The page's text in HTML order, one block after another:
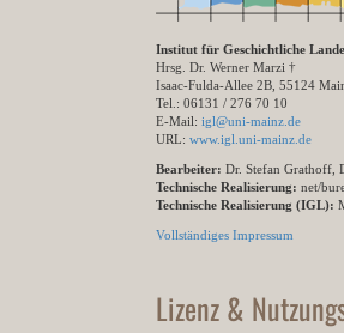
Institut für Geschichtliche
Hrsg. Dr. Werner Marzi †
Isaac-Fulda-Allee 2B, 55124
Tel.: 06131 / 276 70 10
E-Mail: igl@uni-mainz.de
URL: www.igl.uni-mainz.de
Bearbeiter: Dr. Stefan Grathoff,
Technische Realisierung: net/
Technische Realisierung (IGL):
Vollständiges Impressum
Lizenz &